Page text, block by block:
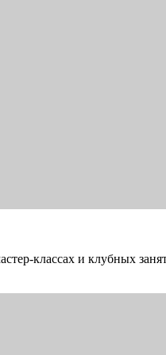
классах и клубных